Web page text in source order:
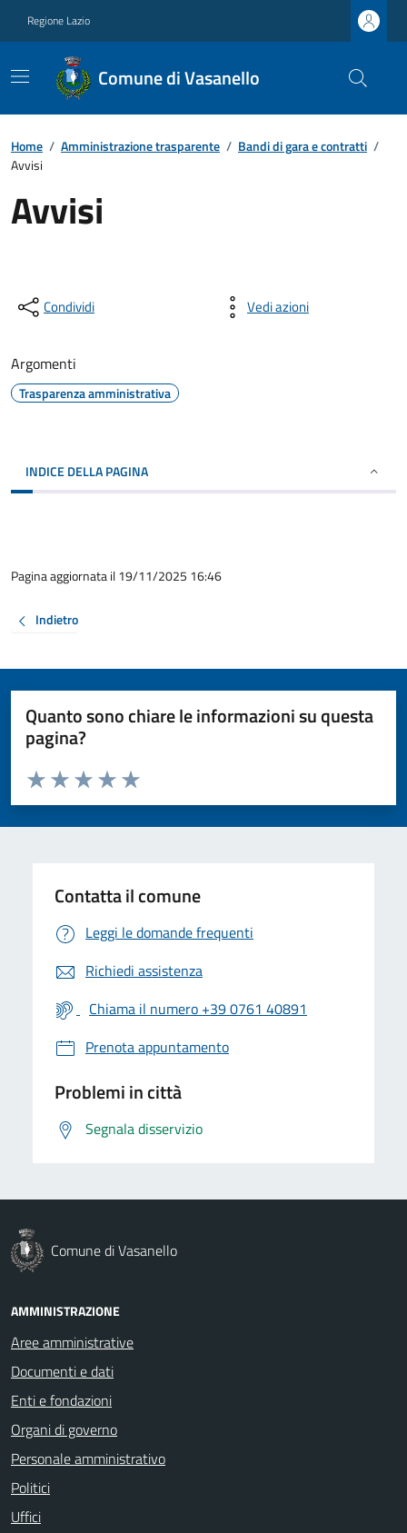
Regione Lazio
Comune di Vasanello
Home / Amministrazione trasparente / Bandi di gara e contratti /
Avvisi
Avvisi
Condividi Vedi azioni
Argomenti
Trasparenza amministrativa
INDICE DELLA PAGINA
Pagina aggiornata il 19/11/2025 16:46
Indietro
Quanto sono chiare le informazioni su questa
pagina?
Valuta da 1 a 5 stelle la pagina
Valuta 5 stelle su 5
Valuta 4 stelle su 5
Valuta 3 stelle su 5
Valuta 2 stelle su 5
Valuta 1 stelle su 5
Contatta il comune
Leggi le domande frequenti
Richiedi assistenza
Chiama il numero +39 0761 40891
Prenota appuntamento
Problemi in città
Segnala disservizio
Comune di Vasanello
AMMINISTRAZIONE
Aree amministrative
Documenti e dati
Enti e fondazioni
Organi di governo
Personale amministrativo
Politici
Uffici